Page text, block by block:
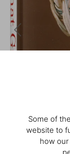
Some of
website to
how